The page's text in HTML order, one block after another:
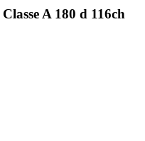
Classe A 180 d 116ch